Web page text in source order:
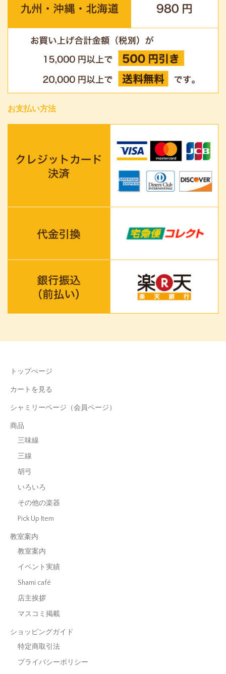
お支払い方法
トップぺージ
カートを見る
シャミリーページ（会員ページ）
商品
三味線
三線
胡弓
いろいろ
その他の楽器
Pick Up Item
教室案内
教室案内
イベント実績
Shami café
店主挨拶
マスコミ掲載
ショッピングガイド
特定商取引法
プライバシーポリシー